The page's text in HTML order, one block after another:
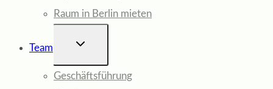
Raum in Berlin mieten
Team
UNTERMENÜ
Geschäftsführung